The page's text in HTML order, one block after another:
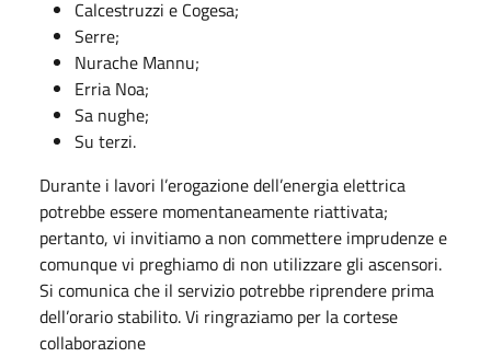
Calcestruzzi e Cogesa;
Serre;
Nurache Mannu;
Erria Noa;
Sa nughe;
Su terzi.
Durante i lavori l’erogazione dell’energia elettrica
potrebbe essere momentaneamente riattivata;
pertanto, vi invitiamo a non commettere imprudenze e
comunque vi preghiamo di non utilizzare gli ascensori.
Si comunica che il servizio potrebbe riprendere prima
dell’orario stabilito. Vi ringraziamo per la cortese
collaborazione